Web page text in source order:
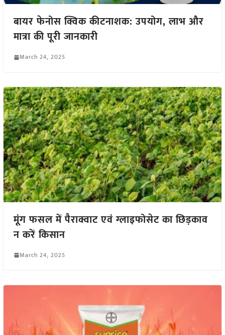
बायर फेनोस क्विक कीटनाशक: उपयोग, लाभ और
मात्रा की पूरी जानकारी
March 24, 2025
मूंग फसल में पैराक्वाट एवं ग्लाइफोसेट का छिड़काव
न करें किसान
March 24, 2025